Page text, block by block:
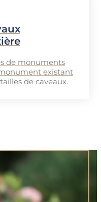
de monuments
existant
de caveaux.